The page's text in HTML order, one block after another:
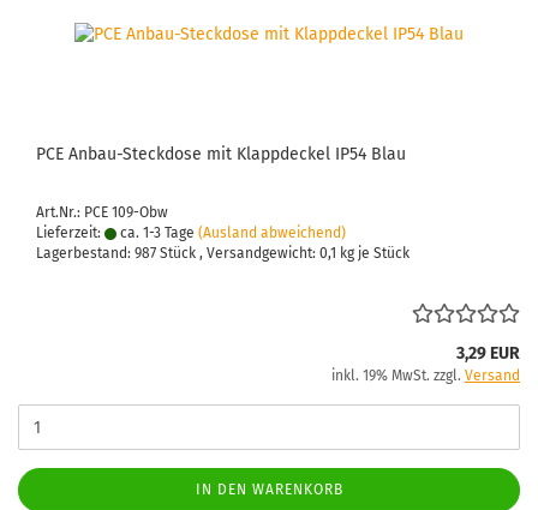
PCE Anbau-​​Steck­do­se mit Klapp­de­ckel IP54 Blau
Art.Nr.: PCE 109-Obw
Lieferzeit:
ca. 1-3 Tage (Ausland abweichend)
Lagerbestand: 987 Stück , Versandgewicht: 0,1 kg je Stück
3,29 EUR
inkl. 19% MwSt. zzgl. Versand
IN DEN WARENKORB